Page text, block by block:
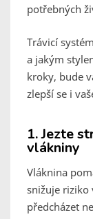
potřebných
Trávicí
a jakým
kroky, bude
zlepší se i
1. Jezte
vlákniny
Vláknina
snižuje riziko
předcházet